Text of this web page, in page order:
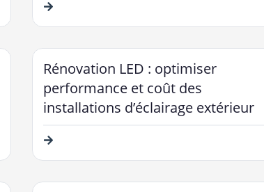
Rénovation LED : optimiser
performance et coût des
installations d’éclairage extérieur